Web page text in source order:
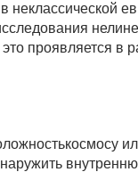
неклассической
проявляется в